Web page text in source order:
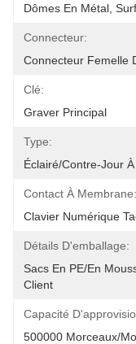
Dômes En Métal,
Connecteur:
Connecteur Femelle
Clé:
Graver Principal
Type:
Éclairé/contre-Jour
Contact À Membrane:
Clavier Numérique
Détails D'emballage:
Sacs En PE/en
Client
Capacité
500000 Morceaux/